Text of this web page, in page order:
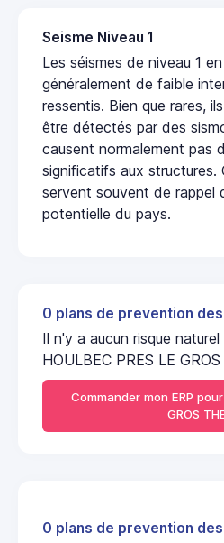
Seisme Niveau 1
Les séismes de niveau 1
généralement de faible
ressentis. Bien que rares,
être détectés par des
causent normalement pas
significatifs aux structures.
servent souvent de rappel
potentielle du pays.
0 plans de prevention
Il n'y a aucun risque
HOULBEC PRES LE
Commander mon ERP pour
GROS
0 plans de prevention